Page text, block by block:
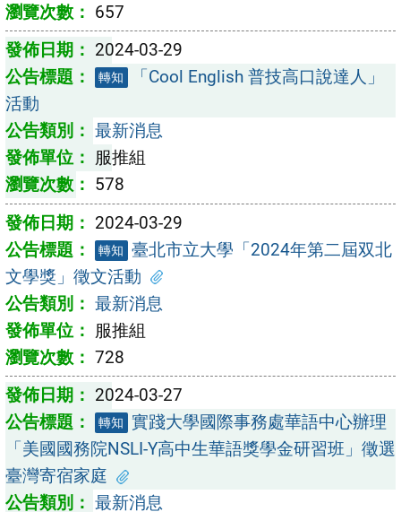
657
2024-03-29
轉知
「Cool English 普技高口說達人」
活動
最新消息
服推組
578
2024-03-29
轉知 臺北市立大學「2024年第二屆双北
文學獎」徵文活動
最新消息
服推組
728
2024-03-27
轉知 實踐大學國際事務處華語中心辦理
「美國國務院NSLI-Y高中生華語獎學金研習班」徵選
臺灣寄宿家庭
最新消息